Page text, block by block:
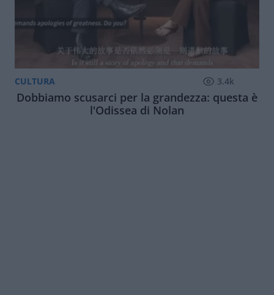
CULTURA 3.4k
Dobbiamo scusarci per la grandezza: questa è
l'Odissea di Nolan